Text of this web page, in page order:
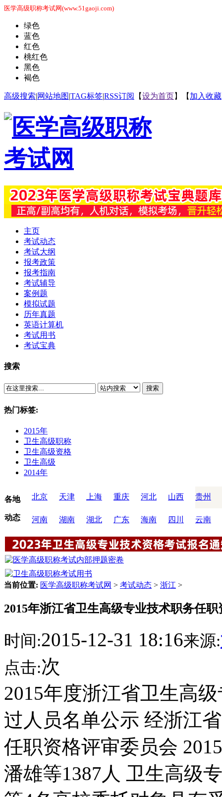
医学高级职称考试网(www.51gaoji.com)
绿色
蓝色
红色
桃红色
黑色
褐色
高级搜索|网站地图|TAG标签|RSS订阅 【设为首页】【 加入收藏
主页
考试动态
考试大纲
报考政策
报考指南
考试辅导
案例题
模拟试题
历年真题
英语计算机
考试用书
考试宝典
搜索
搜索
热门标签:
2015年
卫生高级职称
卫生高级资格
卫生高级
2014年
各地
动态
北京 天津 上海 重庆 河北 山西 贵州
河南 湖南 湖北 广东 海南 四川 云南
当前位置: 医学高级职称考试网 > 考试动态 > 浙江 >
2015年浙江省卫生高级专业技术职务任
时间:2015-12-31 18:16来源:
点击:次
2015年度浙江省卫生高
过人员名单公示 经浙江
任职资格评审委员会
潘雄等1387人 卫生高级